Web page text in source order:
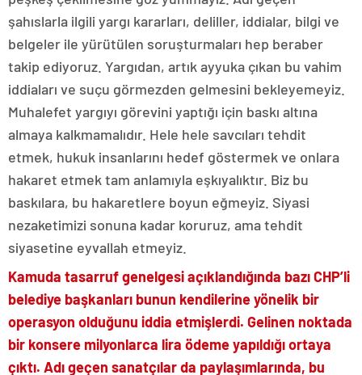
şahıslarla ilgili yargı kararları, deliller, iddialar, bilgi ve
belgeler ile yürütülen soruşturmaları hep beraber
takip ediyoruz. Yargıdan, artık ayyuka çıkan bu vahim
iddiaları ve suçu görmezden gelmesini bekleyemeyiz.
Muhalefet yargıyı görevini yaptığı için baskı altına
almaya kalkmamalıdır. Hele hele savcıları tehdit
etmek, hukuk insanlarını hedef göstermek ve onlara
hakaret etmek tam anlamıyla eşkıyalıktır. Biz bu
baskılara, bu hakaretlere boyun eğmeyiz. Siyasi
nezaketimizi sonuna kadar koruruz, ama tehdit
siyasetine eyvallah etmeyiz.
Kamuda tasarruf genelgesi açıklandığında bazı CHP’li
belediye başkanları bunun kendilerine yönelik bir
operasyon olduğunu iddia etmişlerdi. Gelinen noktada
bir konsere milyonlarca lira ödeme yapıldığı ortaya
çıktı. Adı geçen sanatçılar da paylaşımlarında, bu